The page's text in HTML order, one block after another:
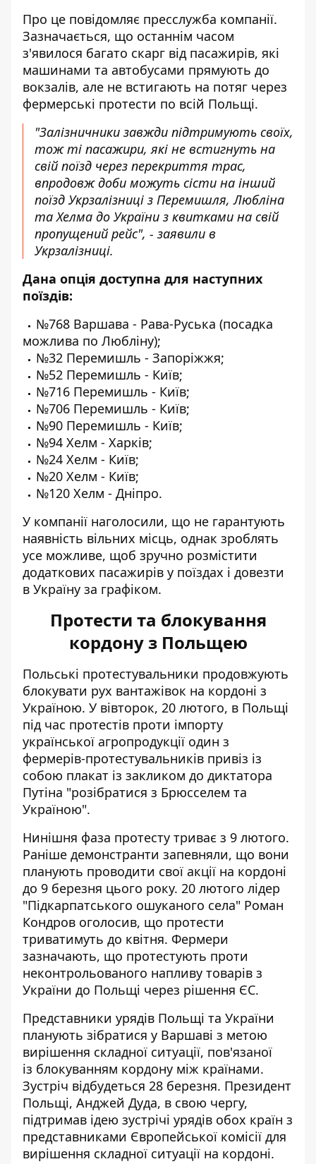
Про це повідомляє пресслужба компанії.
Зазначається, що останнім часом
з'явилося багато скарг від пасажирів, які
машинами та автобусами прямують до
вокзалів, але не встигають на потяг через
фермерські протести по всій Польщі.
"Залізничники завжди підтримують своїх,
тож ті пасажири, які не встигнуть на
свій поїзд через перекриття трас,
впродовж доби можуть сісти на інший
поїзд Укрзалізниці з Перемишля, Любліна
та Хелма до України з квитками на свій
пропущений рейс", - заявили в
Укрзалізниці.
Дана опція доступна для наступних
поїздів:
№768 Варшава - Рава-Руська (посадка
можлива по Любліну);
№32 Перемишль - Запоріжжя;
№52 Перемишль - Київ;
№716 Перемишль - Київ;
№706 Перемишль - Київ;
№90 Перемишль - Київ;
№94 Хелм - Харків;
№24 Хелм - Київ;
№20 Хелм - Київ;
№120 Хелм - Дніпро.
У компанії наголосили, що не гарантують
наявність вільних місць, однак зроблять
усе можливе, щоб зручно розмістити
додаткових пасажирів у поїздах і довезти
в Україну за графіком.
Протести та блокування
кордону з Польщею
Польські протестувальники продовжують
блокувати рух вантажівок на кордоні з
Україною. У вівторок, 20 лютого, в Польщі
під час протестів проти імпорту
української агропродукції один з
фермерів-протестувальників привіз із
собою плакат із закликом до диктатора
Путіна "розібратися з Брюсселем та
Україною".
Нинішня фаза протесту триває з 9 лютого.
Раніше демонстранти запевняли, що вони
планують проводити свої акції на кордоні
до 9 березня цього року. 20 лютого лідер
"Підкарпатського ошуканого села" Роман
Кондров оголосив, що протести
триватимуть до квітня. Фермери
зазначають, що протестують проти
неконтрольованого напливу товарів з
України до Польщі через рішення ЄС.
Представники урядів Польщі та України
планують зібратися у Варшаві з метою
вирішення складної ситуації, пов'язаної
із блокуванням кордону між країнами.
Зустріч відбудеться 28 березня. Президент
Польщі, Анджей Дуда, в свою чергу,
підтримав ідею зустрічі урядів обох країн з
представниками Європейської комісії для
вирішення складної ситуації на кордоні.